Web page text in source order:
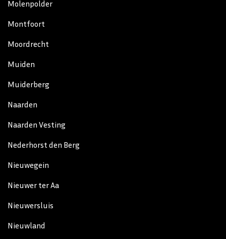
Molenpolder
Montfoort
Moordrecht
Muiden
Muiderberg
Naarden
Naarden Vesting
Nederhorst den Berg
Nieuwegein
Nieuwer ter Aa
Nieuwersluis
Nieuwland